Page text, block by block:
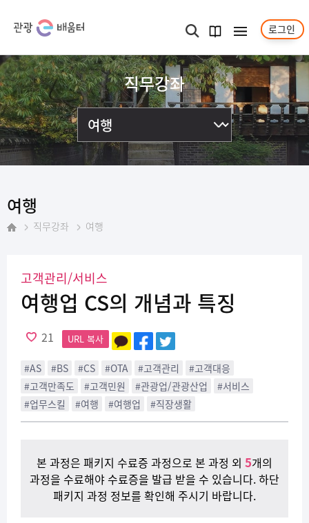
검색
과정
안내서
메뉴보기 로그인
직무강좌
여행
직무강좌 여행
고객관리/서비스
여행업 CS의 개념과 특징​
21 URL 복사
#AS #BS #CS #OTA #고객관리
#고객대응
#고객만족도
#고객민원 #관광업/관광산업
#서비스
#업무스킬
#여행 #여행업 #직장생활
본 과정은 패키지 수료증 과정으로 본 과정 외 5개의
과정을 수료해야 수료증을 발급 받을 수 있습니다. 하단
패키지 과정 정보를 확인해 주시기 바랍니다.